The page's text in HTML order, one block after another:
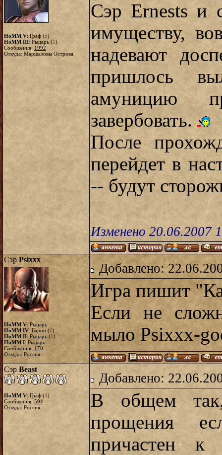
HoMM V: Граф (5)
HoMM III: Рыцарь (1)
Сообщения: 1992
Откуда: Маршаловы Острова
Сэр Ernests и
имуществу,
надевают
пришлось
амуницию
завербовать.
После
перейдет в
-- будут
Изменено 20.06.2007
Сэр Psixxx
HoMM V: Рыцарь
HoMM IV: Барон (1)
HoMM II: Рыцарь (1)
HoMM I: Рыцарь
Сообщения: 170
Откуда: Россия
Добавлено:
Игра пишит
Если не
мылоPsixxx-
Сэр Beast
HoMM V: Граф (4)
Сообщения: 594
Откуда: Россия
Добавлено:
В общем
прощения
причастен к